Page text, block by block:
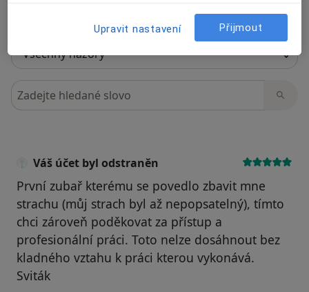
Hledejte v názorech
Váš účet byl odstraněn
První zubař kterému se povedlo zbavit mne
strachu (můj strach byl až nepopsatelný), tímto
chci zároveň poděkovat za přístup a
profesionální práci. Toto nelze dosáhnout bez
kladného vztahu k práci kterou vykonává.
Sviták
Upravit nastavení Přijmout